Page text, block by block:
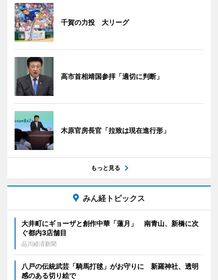
千賀の力投 大リーグ
高市首相靖国参拝「適切に判断」
木原官房長官「拉致は現在進行形」
もっと見る
みん経トピックス
大井町にギョーザと創作中華「蓮月」 南青山、新橋に次
ぐ都内3店舗目
品川経済新聞
八戸の伝統武芸「騎馬打毬」がお守りに 新羅神社、透明
感のある切り絵で